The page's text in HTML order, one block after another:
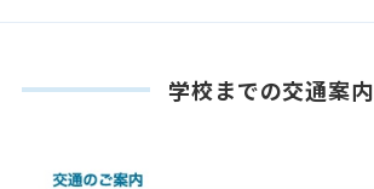
学校までの交通案内